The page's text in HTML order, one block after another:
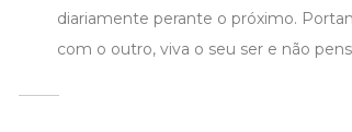
diariamente perante o próximo.
com o outro, viva o seu ser e não